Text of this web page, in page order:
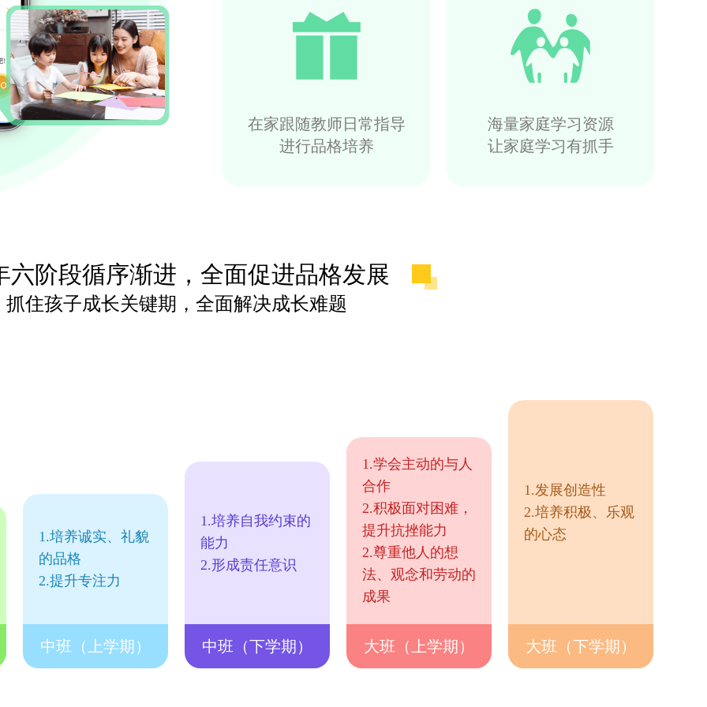
在家跟随教师日常指导
进行品格培养
海量家庭学习资源
让家庭学习有抓手
阶段循序渐进，全面促进品格发展
抓住孩子成长关键期，全面解决成长难题
1.培养诚实、礼貌
的品格
2.提升专注力
中班（上学期）
1.培养自我约束的
能力
2.形成责任意识
中班（下学期）
1.学会主动的与人
合作
2.积极面对困难，
提升抗挫能力
2.尊重他人的想
法、观念和劳动的
成果
大班（上学期）
1.发展创造性
2.培养积极、乐观
的心态
大班（下学期）